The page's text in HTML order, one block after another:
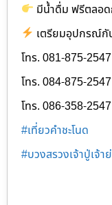
มีน้ำดื่ม ฟรีตลอด
เตรียมอุปกรณ์กั
โทร. 081-875-
โทร. 084-875-
โทร. 086-358-
#เที่ยวคำชะโนด
#บวงสรวงเจ้าปู่เจ้า